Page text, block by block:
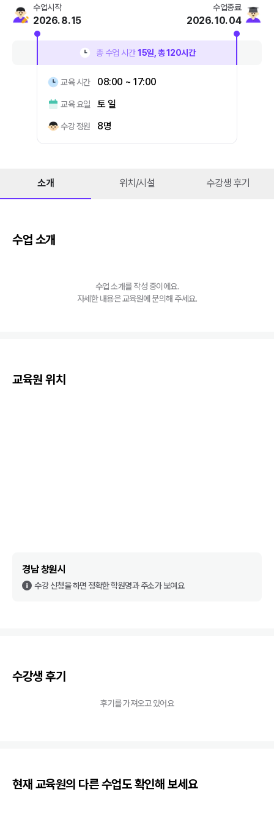
수업시작
2026. 8. 15
수업종료
2026. 10. 04
총 수업 시간 15일, 총120시간
교육 시간 08:00 ~ 17:00
교육 요일 토 일
수강 정원 8명
소개 위치/시설 수강생 후기
수업 소개
수업 소개를 작성 중이에요.
자세한 내용은 교육원에 문의해 주세요.
교육원 위치
경남 창원시
수강 신청을 하면 정확한 학원명과 주소가 보여요
수강생 후기
후기를 가져오고 있어요
현재 교육원의 다른 수업도 확인해 보세요